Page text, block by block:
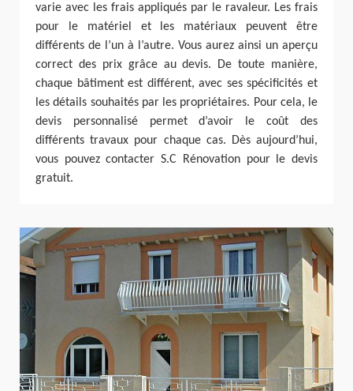
varie avec les frais appliqués par le ravaleur. Les frais
pour le matériel et les matériaux peuvent être
différents de l’un à l’autre. Vous aurez ainsi un aperçu
correct des prix grâce au devis. De toute manière,
chaque bâtiment est différent, avec ses spécificités et
les détails souhaités par les propriétaires. Pour cela, le
devis personnalisé permet d’avoir le coût des
différents travaux pour chaque cas. Dès aujourd’hui,
vous pouvez contacter S.C Rénovation pour le devis
gratuit.